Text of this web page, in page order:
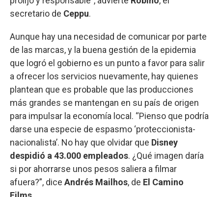
secretario de Ceppu.
Aunque hay una necesidad de comunicar por parte
de las marcas, y la buena gestión de la epidemia
que logró el gobierno es un punto a favor para salir
a ofrecer los servicios nuevamente, hay quienes
plantean que es probable que las producciones
más grandes se mantengan en su país de origen
para impulsar la economía local. “Pienso que podría
darse una especie de espasmo ‘proteccionista-
nacionalista’. No hay que olvidar que Disney
despidió a 43.000 empleados. ¿Qué imagen daría
si por ahorrarse unos pesos saliera a filmar
afuera?”, dice Andrés Mailhos, de El Camino